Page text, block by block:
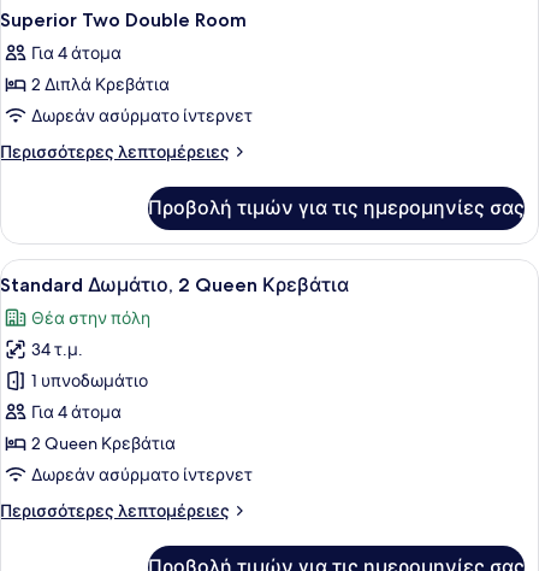
Superior Two Double Room
Για 4 άτομα
2 Διπλά Κρεβάτια
Δωρεάν ασύρματο ίντερνετ
Περισσότερες λεπτομέρειες
Περισσότερες
Two
Double
Room
Προβολή τιμών για τις ημερομηνίες σας
Προβολή
όλων
των
φωτογραφιών
για
Standard
Δωμάτιο,
2
Queen
Κρεβάτια
Ένα δωμάτιο ξενοδοχείου με δύο
4
Standard Δωμάτιο, 2 Queen Κρεβάτια
Θέα στην πόλη
34 τ.μ.
1 υπνοδωμάτιο
Για 4 άτομα
2 Queen Κρεβάτια
Δωρεάν ασύρματο ίντερνετ
Περισσότερες λεπτομέρειες
Περισσότερες